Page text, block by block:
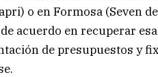
o en Formosa (Seven
acuerdo en recuperar
de presupuestos y